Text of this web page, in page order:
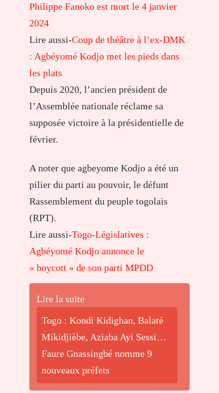
Philippe Fanoko est mort le 4 janvier
2024
Lire aussi-Coup de théâtre à l’ex-DMK
: Agbéyomé Kodjo met les pieds dans
les plats
Depuis 2020, l’ancien président de
l’Assemblée nationale réclame sa
supposée victoire à la présidentielle de
février.
A noter que agbeyome Kodjo a été un
pilier du parti au pouvoir, le défunt
Rassemblement du peuple togolais
(RPT).
Lire aussi-Togo-Législatives :
Agbéyomé Kodjo annonce le
« boycott » de son parti MPDD
Lire la suite
Togo : Kondi Kidighan, Balaté
Mikidjièbe, Aziaba Ayi Sessi…
Faure Gnassingbé nomme 9
nouveaux préfets